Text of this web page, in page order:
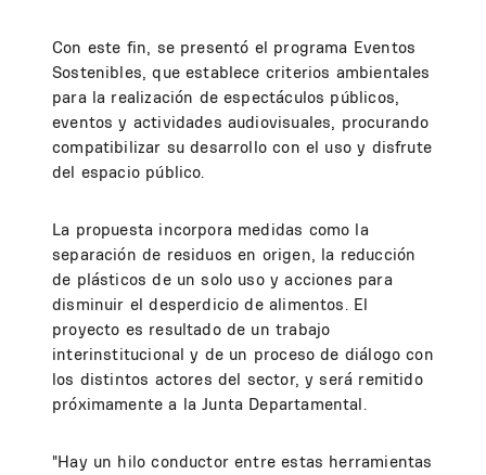
Con este fin, se presentó el programa Eventos
Sostenibles, que establece criterios ambientales
para la realización de espectáculos públicos,
eventos y actividades audiovisuales, procurando
compatibilizar su desarrollo con el uso y disfrute
del espacio público.
La propuesta incorpora medidas como la
separación de residuos en origen, la reducción
de plásticos de un solo uso y acciones para
disminuir el desperdicio de alimentos. El
proyecto es resultado de un trabajo
interinstitucional y de un proceso de diálogo con
los distintos actores del sector, y será remitido
próximamente a la Junta Departamental.
"Hay un hilo conductor entre estas herramientas